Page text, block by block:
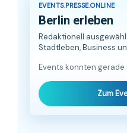
EVENTS.PRESSE.ONLINE
Berlin erleben
Redaktionell
Stadtleben, Business
Events konnten
Zum